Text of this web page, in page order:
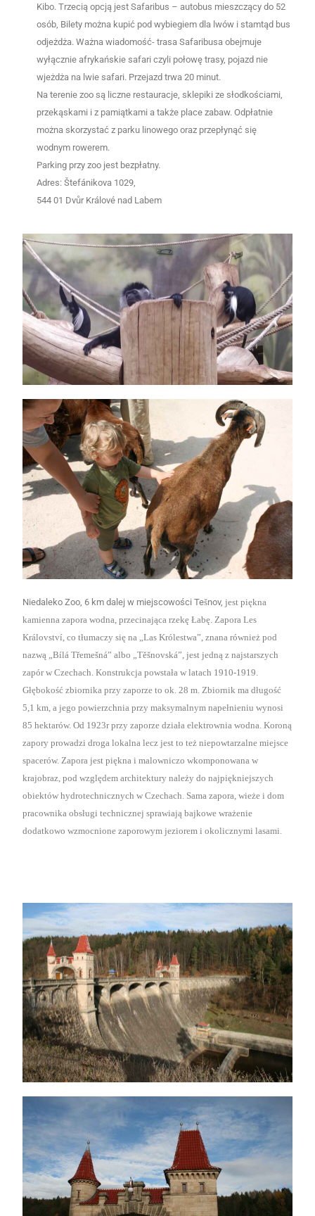
Kibo.Trzecią opcją jest Safaribus – autobus mieszczący do 52
osób, Bilety można kupić pod wybiegiem dla lwów i stamtąd bus
odjeżdża. Ważnawiadomość-trasa Safaribusa obejmuje
wyłącznie afrykańskie safariczyli połowę trasy, pojazd nie
wjeżdża na lwie safari. Przejazd trwa 20 minut.
Na terenie zoo są liczne restauracje, sklepiki ze słodkościami,
przekąskami i z pamiątkami a także place zabaw. Odpłatnie
można skorzystać z parku linowego oraz przepłynąć się
wodnym rowerem.
Parking przy zoo jest bezpłatny.
Adres: Štefánikova 1029,
544 01 Dvůr Králové nad Labem
NiedalekoZoo 6 km dalej w miejscowości Tešnov,jest piękna
kamienna zapora wodna,przecinająca rzekę Łabę. Zapora Les
Království, co tłumaczy się na „Las Królestwa”, znana również pod
nazwą „Bílá Třemešná” albo „Těšnovská”, jest jedną z najstarszych
zapór w Czechach.Konstrukcja powstała w latach 1910-1919.
Głębokość zbiornika przy zaporze to ok. 28 m. Zbiornik ma długość
5,1 km, a jego powierzchnia przy maksymalnym napełnieniu wynosi
85 hektarów. Od 1923r przy zaporze działa elektrownia wodna. Koroną
zapory prowadzi droga lokalna lecz jest to też niepowtarzalne miejsce
spacerów. Zapora jest piękna i malowniczo wkomponowana w
krajobraz, pod względem architektury należy do najpiękniejszych
obiektów hydrotechnicznych wCzechach. Sama zapora, wieże i dom
pracownika obsługi technicznej sprawiają bajkowe wrażenie
dodatkowo wzmocnione zaporowym jeziorem i okolicznymi lasami.